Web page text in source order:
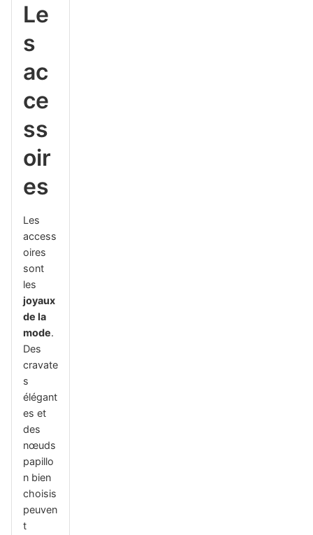
Le
s
ac
ce
ss
oir
es
Les
access
oires
sont
les
joyaux
de la
mode.
Des
cravate
s
élégant
es et
des
nœuds
papillo
n bien
choisis
peuven
t